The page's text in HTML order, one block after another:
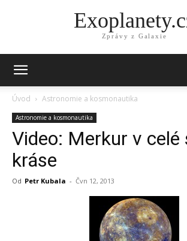
Zprávy z Galaxie
Úvod Astronomie a kosmonautika
Astronomie a kosmonautika
Video: Merkur v celé
kráse
Od Petr Kubala - Čvn 12, 2013